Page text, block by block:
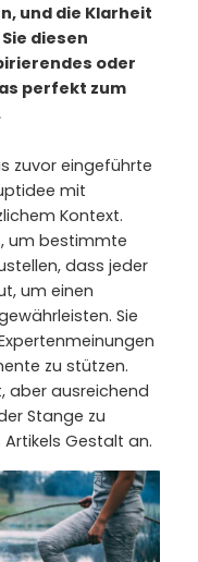
und die Klarheit
diesen
oder
perfekt zum
zuvor eingeführte
mit
Kontext.
um bestimmte
dass jeder
um einen
Sie
zu stützen.
aber ausreichend
Stange zu
Gestalt an.